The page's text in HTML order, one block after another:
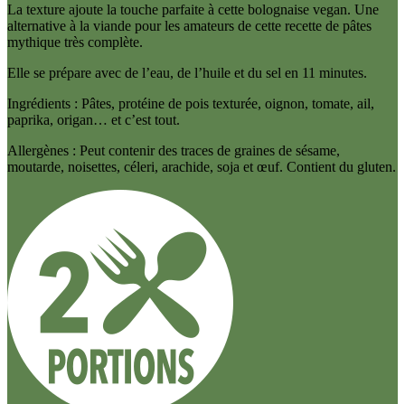
La texture ajoute la touche parfaite à cette bolognaise vegan. Une
alternative à la viande pour les amateurs de cette recette de pâtes
mythique très complète.
Elle se prépare avec de l’eau, de l’huile et du sel en 11 minutes.
Ingrédients : Pâtes, protéine de pois texturée, oignon, tomate, ail,
paprika, origan… et c’est tout.
Allergènes : Peut contenir des traces de graines de sésame,
moutarde, noisettes, céleri, arachide, soja et œuf. Contient du gluten.